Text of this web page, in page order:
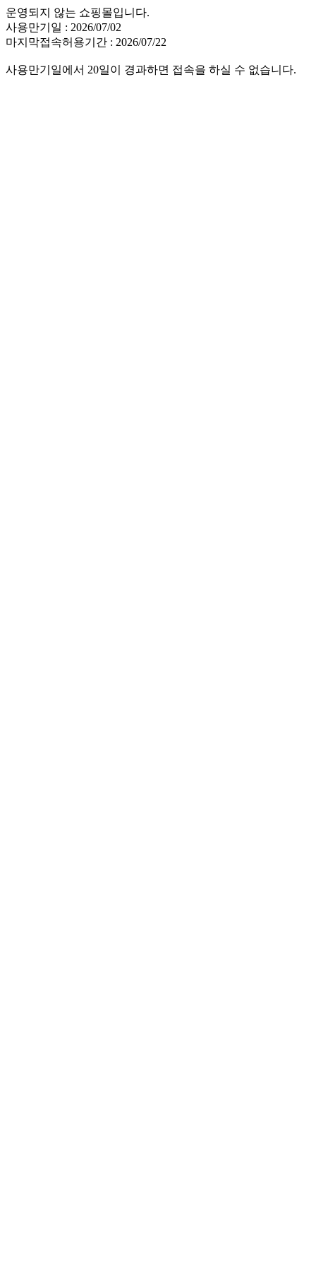
운영되지 않는 쇼핑몰입니다.
사용만기일 : 2026/07/02
마지막접속허용기간 : 2026/07/22
사용만기일에서 20일이 경과하면 접속을 하실 수 없습니다.